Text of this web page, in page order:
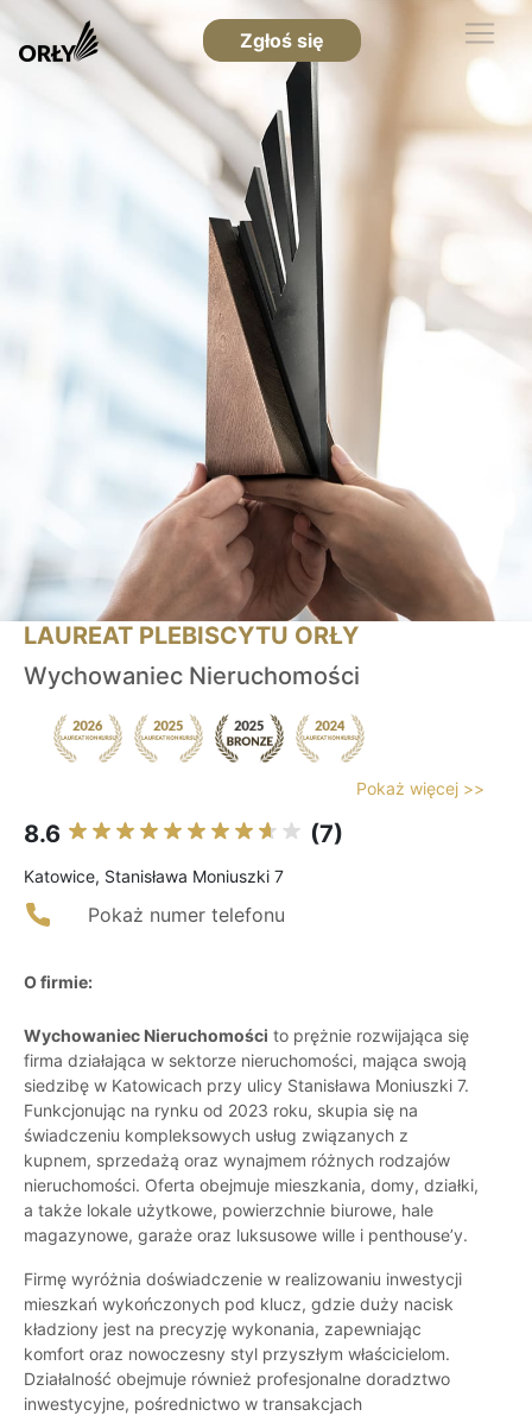
Zgłoś się
LAUREAT PLEBISCYTU ORŁY
Wychowaniec Nieruchomości
Pokaż więcej >>
8.6 (7)
Katowice, Stanisława Moniuszki 7
Pokaż numer telefonu
O firmie:
Wychowaniec Nieruchomości to prężnie rozwijająca się
firma działająca w sektorze nieruchomości, mająca swoją
siedzibę w Katowicach przy ulicy Stanisława Moniuszki 7.
Funkcjonując na rynku od 2023 roku, skupia się na
świadczeniu kompleksowych usług związanych z
kupnem, sprzedażą oraz wynajmem różnych rodzajów
nieruchomości. Oferta obejmuje mieszkania, domy, działki,
a także lokale użytkowe, powierzchnie biurowe, hale
magazynowe, garaże oraz luksusowe wille i penthouse’y.
Firmę wyróżnia doświadczenie w realizowaniu inwestycji
mieszkań wykończonych pod klucz, gdzie duży nacisk
kładziony jest na precyzję wykonania, zapewniając
komfort oraz nowoczesny styl przyszłym właścicielom.
Działalność obejmuje również profesjonalne doradztwo
inwestycyjne, pośrednictwo w transakcjach